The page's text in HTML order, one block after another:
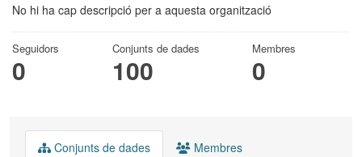
No hi ha cap descripció per a aquesta organització
Seguidors
0
Conjunts de dades
100
Membres
0
Conjunts de dades Membres